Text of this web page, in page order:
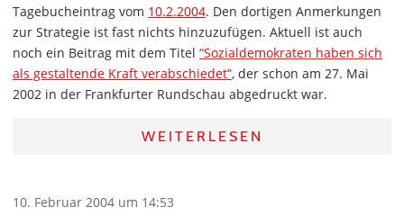
Tagebucheintrag vom 10.2.2004. Den dortigen Anmerkungen
zur Strategie ist fast nichts hinzuzufügen. Aktuell ist auch
noch ein Beitrag mit dem Titel “Sozialdemokraten haben sich
als gestaltende Kraft verabschiedet”, der schon am 27. Mai
2002 in der Frankfurter Rundschau abgedruckt war.
WEITERLESEN
10. Februar 2004 um 14:53